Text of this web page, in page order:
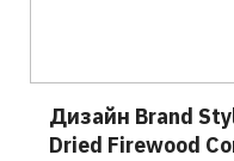
Дизайн Brand
Dried Firewood